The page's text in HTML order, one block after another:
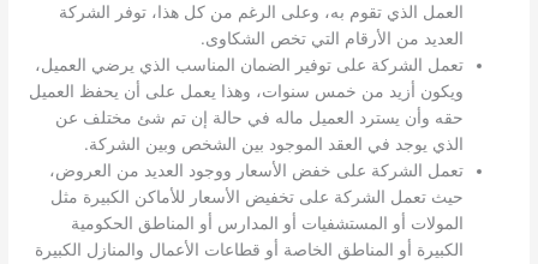
العمل الذي تقوم به، وعلى الرغم من كل هذا، توفر الشركة
العديد من الأرقام التي تخص الشكاوى.
تعمل الشركة على توفير الضمان المناسب الذي يرضي العميل،
ويكون أزيد من خمس سنوات، وهذا يعمل على أن يحفظ العميل
حقه وأن يسترد العميل ماله في حالة إن تم شئ مختلف عن
الذي يوجد في العقد الموجود بين الشخص وبين الشركة.
تعمل الشركة على خفض الأسعار ووجود العديد من العروض،
حيث تعمل الشركة على تخفيض الأسعار للأماكن الكبيرة مثل
المولات أو المستشفيات أو المدارس أو المناطق الحكومية
الكبيرة أو المناطق الخاصة أو قطاعات الأعمال والمنازل الكبيرة